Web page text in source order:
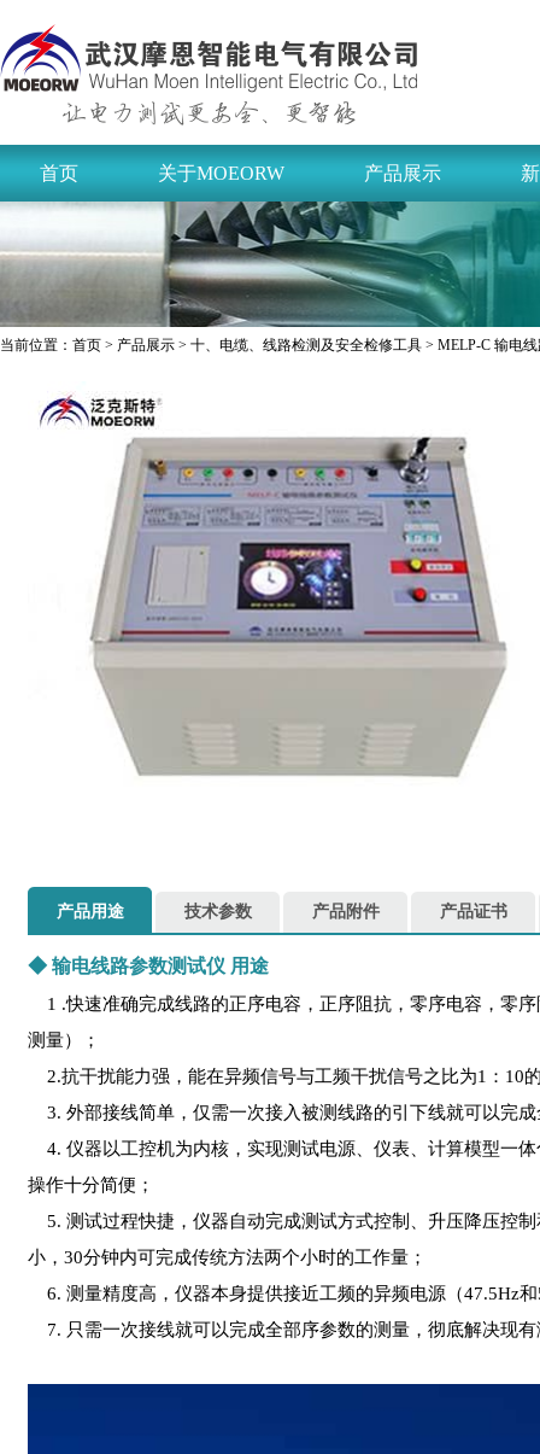
首页 关于MOEORW 产品展示
当前位置： 首页 > 产品展示 > 十、电缆、线路检测及安全检修工具 > MELP-C 输电
产品用途 技术参数 产品附件 产品证书
◆ 输电线路参数测试仪 用途
1 .快速准确完成线路的正序电容，正序阻抗，零序电容，零
测量）；
2.抗干扰能力强，能在异频信号与工频干扰信号之比为1：10
3. 外部接线简单，仅需一次接入被测线路的引下线就可以完
4. 仪器以工控机为内核，实现测试电源、仪表、计算模型一
操作十分简便；
5. 测试过程快捷，仪器自动完成测试方式控制、升压降压控
小，30分钟内可完成传统方法两个小时的工作量；
6. 测量精度高，仪器本身提供接近工频的异频电源（47.5Hz
7. 只需一次接线就可以完成全部序参数的测量，彻底解决现